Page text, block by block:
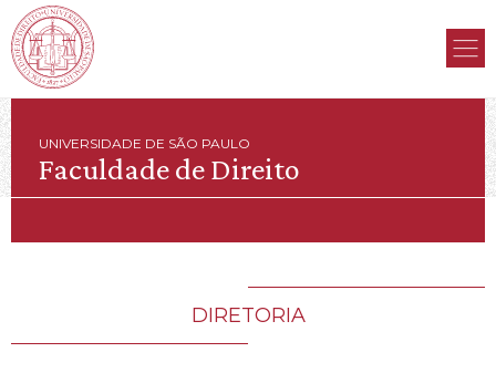
UNIVERSIDADE DE SÃO PAULO
Faculdade de Direito
DIRETORIA